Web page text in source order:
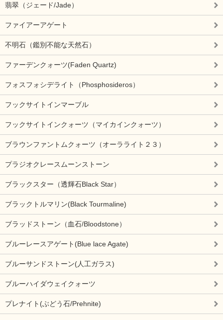
翡翠（ジェード/Jade）
ファイアーアゲート
不明石（鑑別不能な天然石）
ファーデンクォーツ(Faden Quartz)
フォスフォシデライト（Phosphosideros）
フックサイトインマーブル
フックサイトインクォーツ（マイカインクォーツ）
ブラウンファントムクォーツ（オーラライト２３）
プラジオクレースムーンストーン
ブラックスター（透輝石Black Star）
ブラックトルマリン(Black Tourmaline)
ブラッドストーン（血石/Bloodstone）
ブルーレースアゲート(Blue lace Agate)
ブルーサンドストーン(人工ガラス)
ブルーハイダウェイクォーツ
プレナイト(ぶどう石/Prehnite)